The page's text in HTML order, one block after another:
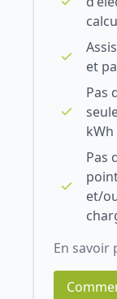
et
Pas
Pas
et/
En savoir